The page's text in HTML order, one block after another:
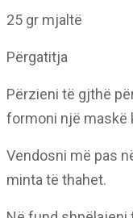
25 gr mjaltë
Përgatitja
Përzieni të gjthë
formoni një maskë
Vendosni më pas
minta të thahet.